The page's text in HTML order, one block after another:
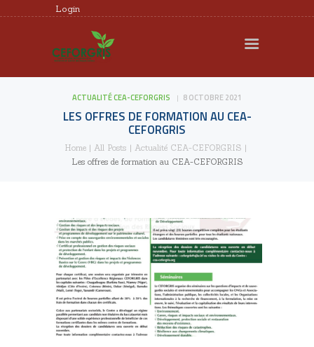
Login
ACTUALITÉ CEA-CEFORGRIS 8 OCTOBRE 2021
LES OFFRES DE FORMATION AU CEA-
CEFORGRIS
Home All Posts
Actualité CEA-CEFORGRIS
Les offres de formation au CEA-CEFORGRIS
CEFORGRIS
MEMBRES
RECHERCHE
FORMATION
EXPERTISE
REQUÊTES ET
PLAINTES